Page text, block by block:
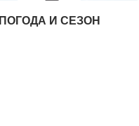
ПОГОДА И СЕЗОН